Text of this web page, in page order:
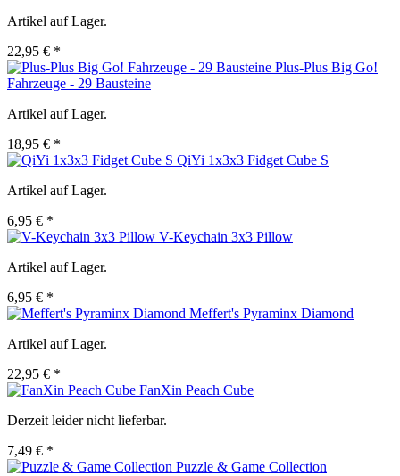
Artikel auf Lager.
22,95 € *
Plus-Plus Big Go!
Fahrzeuge - 29 Bausteine
Artikel auf Lager.
18,95 € *
QiYi 1x3x3 Fidget Cube S
Artikel auf Lager.
6,95 € *
V-Keychain 3x3 Pillow
Artikel auf Lager.
6,95 € *
Meffert's Pyraminx Diamond
Artikel auf Lager.
22,95 € *
FanXin Peach Cube
Derzeit leider nicht lieferbar.
7,49 € *
Puzzle & Game Collection